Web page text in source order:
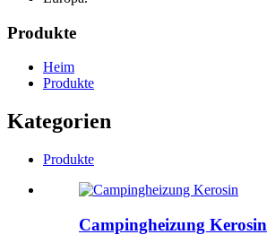
Produkte
Heim
Produkte
Kategorien
Produkte
Campingheizung Kerosin